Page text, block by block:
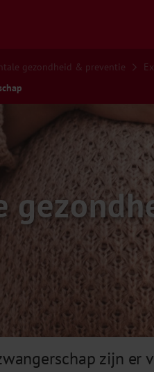
gezondheid & preventie
zijn